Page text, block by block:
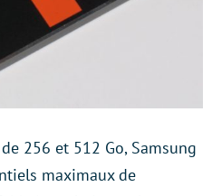
256 et 512 Go, Samsung
maximaux de